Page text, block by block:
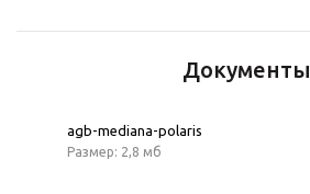
Документы
agb-mediana-polaris
Размер: 2,8 мб